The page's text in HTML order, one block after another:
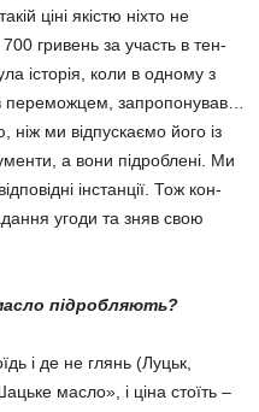
ціні якістю ніхто не
гри­вень за участь в тен­
істо­рія, ко­ли в одному з
пере­можцем, запропону­вав…
ми від­пускаємо його із
а во­ни підроб­лені. Ми
інстанції. Тож кон­
угоди та зняв свою
підробляють?
і де не глянь (Луцьк,
масло», і ціна стоїть –